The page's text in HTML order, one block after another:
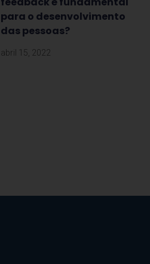
para o desenvolvimento
das pessoas?
abril 15, 2022